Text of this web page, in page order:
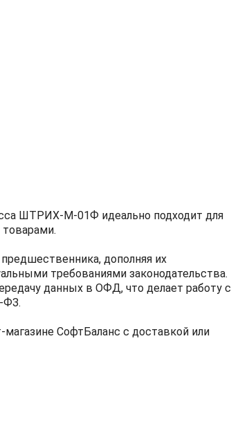
ШТРИХ-М-01Ф идеально подходит для
дополняя их
требованиями законодательства.
данных в ОФД, что делает работу с
ФЗ.
СофтБаланс с доставкой или